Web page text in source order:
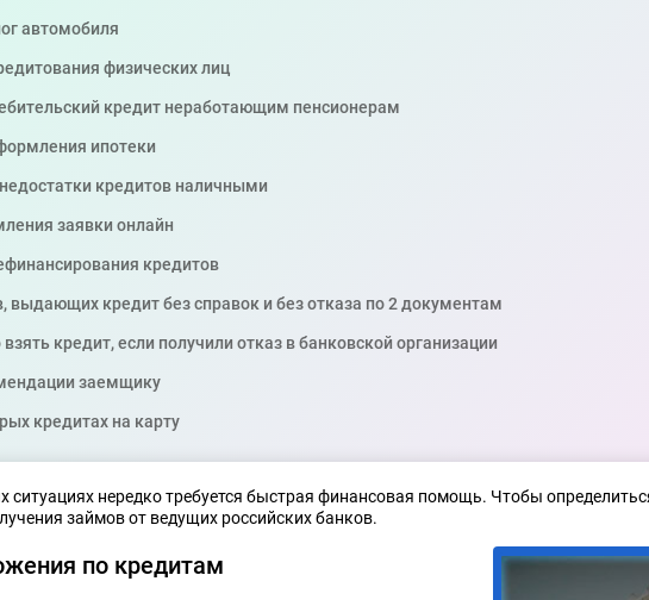
автомобиля
физических лиц
кредит неработающим пенсионерам
ипотеки
кредитов наличными
заявки онлайн
кредитов
выдающих кредит без справок и без отказа по 2 документам
кредит, если получили отказ в банковской организации
заемщику
кредитах на карту
нередко требуется быстрая финансовая помощь. Чтобы
займов от ведущих российских банков.
по кредитам